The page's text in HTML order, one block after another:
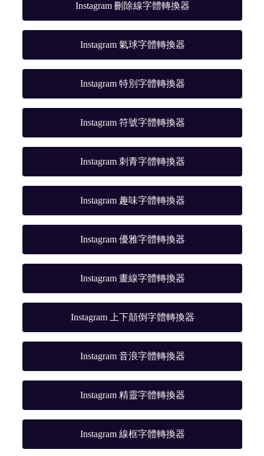
Instagram 刪除線字體轉換器
Instagram 氣球字體轉換器
Instagram 特別字體轉換器
Instagram 符號字體轉換器
Instagram 刺青字體轉換器
Instagram 趣味字體轉換器
Instagram 優雅字體轉換器
Instagram 畫線字體轉換器
Instagram 上下顛倒字體轉換器
Instagram 音浪字體轉換器
Instagram 精靈字體轉換器
Instagram 線框字體轉換器